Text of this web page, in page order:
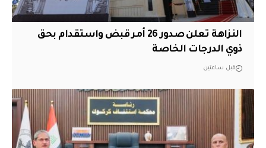
النزاهة تعلن صدور 26 أمر قبض واستقدام بحق
ذوي الدرجات الخاصة
قبل ساعتين